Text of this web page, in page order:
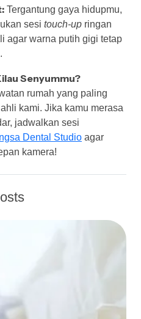
Tergantung gaya hidupmu,
sesi touch-up ringan
agar warna putih gigi tetap
Senyummu?
rumah yang paling
kami. Jika kamu merasa
jadwalkan sesi
Dental Studio agar
kamera!